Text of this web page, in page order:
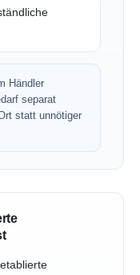
Händler
separat
statt unnötiger